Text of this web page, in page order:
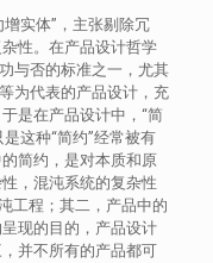
实体”，主张剔除冗
性。在产品设计哲学
与否的标准之一，尤其
为代表的产品设计，充
是在产品设计中，“简
这种“简约”经常被有
简约，是对本质和原
，混沌系统的复杂性
工程；其二，产品中的
现的目的，产品设计
并不所有的产品都可